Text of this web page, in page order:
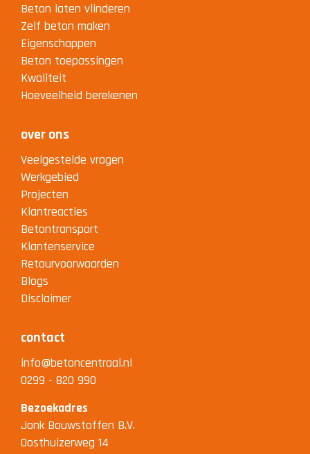
Beton laten vlinderen
Zelf beton maken
Eigenschappen
Beton toepassingen
Kwaliteit
Hoeveelheid berekenen
over ons
Veelgestelde vragen
Werkgebied
Projecten
Klantreacties
Betontransport
Klantenservice
Retourvoorwaarden
Blogs
Disclaimer
contact
info@betoncentraal.nl
0299 - 820 990
Bezoekadres
Jonk Bouwstoffen B.V.
Oosthuizerweg 14